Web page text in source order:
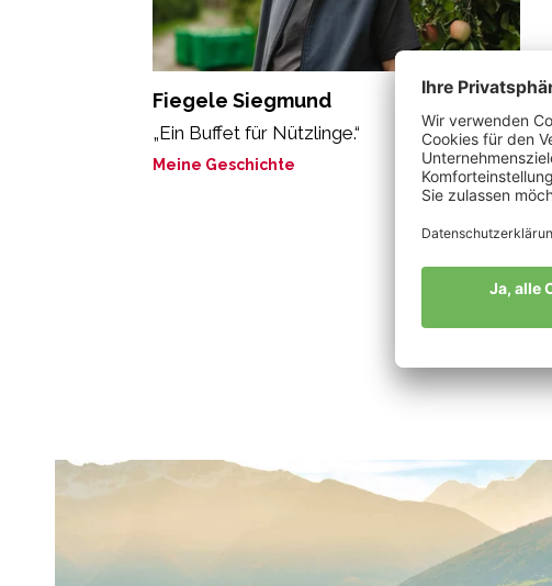
Fiegele Siegmund
„Ein Buffet für Nützlinge.“
Meine Geschichte